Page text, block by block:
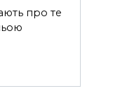
про те